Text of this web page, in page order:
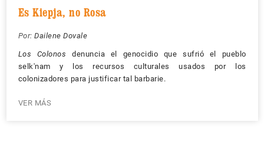
Es Kiepja, no Rosa
Por: Dailene Dovale
Los Colonos denuncia el genocidio que sufrió el pueblo
selk'nam y los recursos culturales usados por los
colonizadores para justificar tal barbarie.
VER MÁS